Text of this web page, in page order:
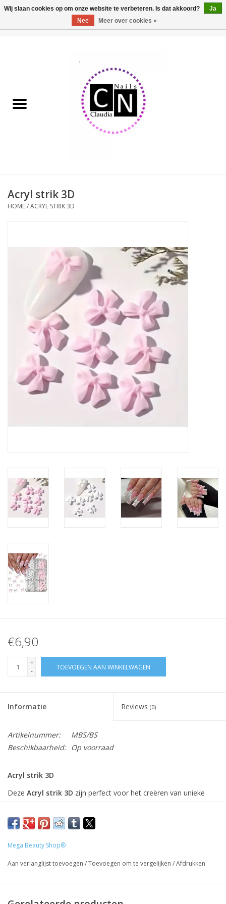
Pedicure producten
Acrylpoeder
NailArt Producten
Startpakketten
NIEUW! MBS Producten
Hema free line/Hypoallergenic
Glitters ombre Spray
Nail Mist
Acryl strik 3D
HOME/ACRYL STRIK 3D
€6,90
+
-
TOEVOEGEN AAN WINKELWAGEN
Informatie Reviews (0)
Artikelnummer:
MBS/BS
Beschikbaarheid:
Op voorraad
Acryl strik 3D
Deze Acryl strik 3D zijn perfect voor het creëren van unieke
manicure. Met hun veelzijdigheid en kwaliteit zullen ze zeker een
favoriet worden in uw nageldecoratie collectie.
Productspecificaties:
Mega Beauty Shop®
Aan verlanglijst toevoegen /Toevoegen om te vergelijken /Afdrukken
Wij slaan cookies op om onze website te verbeteren. Is dat akkoord?
Ja
Nee
Meer over cookies »